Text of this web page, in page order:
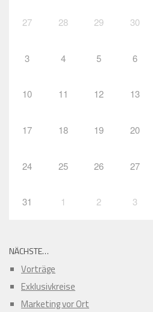
27 28 29 30
3 4 5 6
10 11 12 13
17 18 19 20
24 25 26 27
31 1 2 3
NÄCHSTE…
Vorträge
Exklusivkreise
Marketing vor Ort